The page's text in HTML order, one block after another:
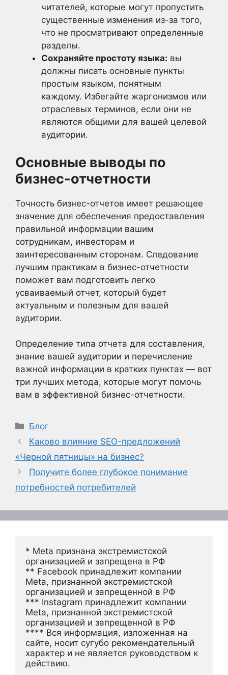
читателей, которые могут пропустить
существенные изменения из-за того,
что не просматривают определенные
разделы.
Сохраняйте простоту языка: вы
должны писать основные пункты
простым языком, понятным
каждому. Избегайте жаргонизмов или
отраслевых терминов, если они не
являются общими для вашей целевой
аудитории.
Основные выводы по
бизнес-отчетности
Точность бизнес-отчетов имеет решающее
значение для обеспечения предоставления
правильной информации вашим
сотрудникам, инвесторам и
заинтересованным сторонам. Следование
лучшим практикам в бизнес-отчетности
поможет вам подготовить легко
усваиваемый отчет, который будет
актуальным и полезным для вашей
аудитории.
Определение типа отчета для составления,
знание вашей аудитории и перечисление
важной информации в кратких пунктах — вот
три лучших метода, которые могут помочь
вам в эффективной бизнес-отчетности.
Рубрики
Блог
Каково влияние SEO-предложений
«Черной пятницы» на бизнес?
Получите более глубокое понимание
потребностей потребителей
* Meta признана экстремистской
организацией и запрещена в РФ
** Facebook принадлежит компании
Meta, признанной экстремистской
организацией и запрещенной в РФ
*** Instagram принадлежит компании
Meta, признанной экстремистской
организацией и запрещенной в РФ
**** Вся информация, изложенная на
сайте, носит сугубо рекомендательный
характер и не является руководством к
действию.